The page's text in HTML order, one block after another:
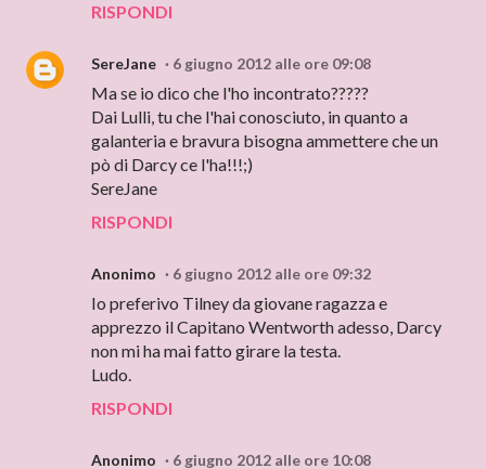
RISPONDI
SereJane 6 giugno 2012 alle ore 09:08
Ma se io dico che l'ho incontrato?????
Dai Lulli, tu che l'hai conosciuto, in quanto a
galanteria e bravura bisogna ammettere che un
pò di Darcy ce l'ha!!!;)
SereJane
RISPONDI
Anonimo 6 giugno 2012 alle ore 09:32
Io preferivo Tilney da giovane ragazza e
apprezzo il Capitano Wentworth adesso, Darcy
non mi ha mai fatto girare la testa.
Ludo.
RISPONDI
Anonimo 6 giugno 2012 alle ore 10:08